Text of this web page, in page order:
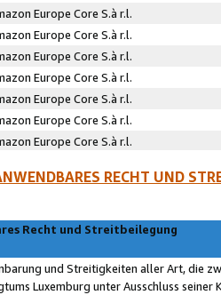
Europe Core S.à r.l.
Europe Core S.à r.l.
Europe Core S.à r.l.
Europe Core S.à r.l.
Europe Core S.à r.l.
Europe Core S.à r.l.
Europe Core S.à r.l.
RECHT UND
Recht und Streitbeilegung
und Streitigkeiten aller Art, die
Luxemburg unter Ausschluss